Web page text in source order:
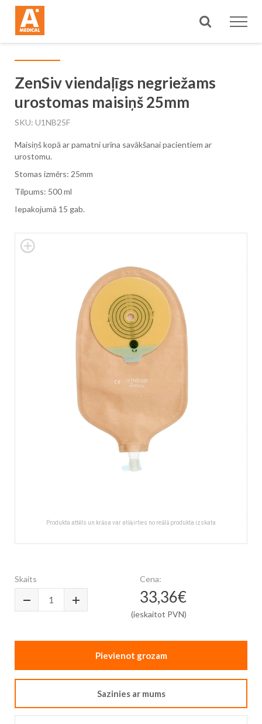
Meklēt
ZenSiv viendaļīgs negriežams
urostomas maisiņš 25mm
SKU U1NB25F
Maisiņš kopā ar pamatni urīna savākšanai pacientiem ar
urostomu.
Stomas izmērs: 25mm
Tilpums: 500 ml
Iepakojumā 15 gab.
Skaits Cena:
33,36€
(ieskaitot PVN)
Pievienot grozam
Sazinies ar mums
Skip
to
Produkta attēls un krāsa var atšķirties no reālā produkta izskata
beginning